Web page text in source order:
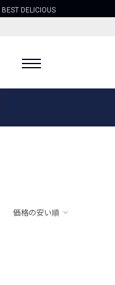
DELICIOUS
ド
価格の安い順